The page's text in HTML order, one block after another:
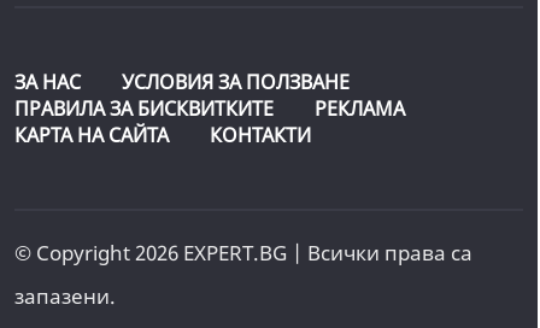
ЗА НАС
УСЛОВИЯ ЗА ПОЛЗВАНЕ
ПРАВИЛА ЗА БИСКВИТКИТЕ
РЕКЛАМА
КАРТА НА САЙТА
КОНТАКТИ
© Copyright 2026 EXPERT.BG | Всички права са
запазени.